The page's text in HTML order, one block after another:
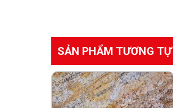
SẢN PHẨM TƯƠNG TỰ